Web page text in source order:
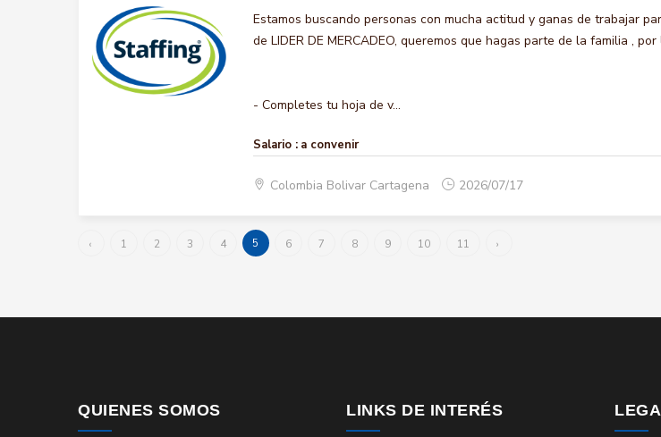
Estamos buscando personas con mucha actitud y ganas de trabajar
de LIDER DE MERCADEO, queremos que hagas parte de la familia ,
- Completes tu hoja de v...
Salario : a convenir
Colombia Bolivar Cartagena 2026/07/17
‹ 1 2 3 4 5 6 7 8 9 10 11 ›
QUIENES SOMOS LINKS DE INTERÉS